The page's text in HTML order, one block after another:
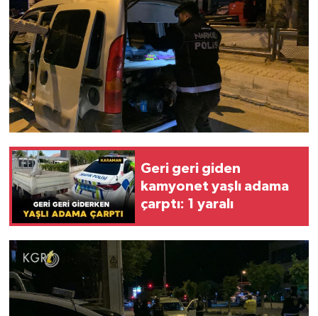
Geri geri giden
kamyonet yaşlı adama
çarptı: 1 yaralı